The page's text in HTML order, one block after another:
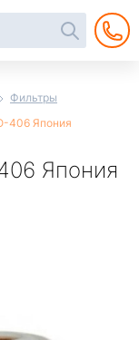
Фильтры
406 Япония
Япония